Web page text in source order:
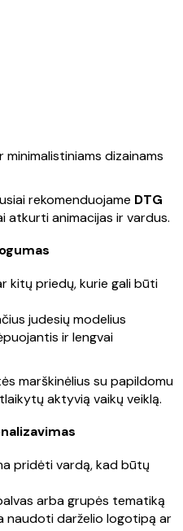
dizainams
rekomenduojame DTG
atkurti animacijas ir vardus.
kitų priedų, kurie gali būti
judesių modelius
ir lengvai
marškinėlius su papildomu
aktyvią vaikų veiklą.
pridėti vardą, kad būtų
arba grupės tematiką
naudoti darželio logotipą ar